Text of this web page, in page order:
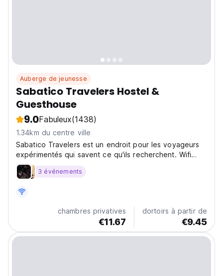
Auberge de jeunesse
Sabatico Travelers Hostel &
Guesthouse
9.0Fabuleux(1438)
1.34km du centre ville
Sabatico Travelers est un endroit pour les voyageurs
expérimentés qui savent ce qu'ils recherchent. Wifi
rapide dans toute l'auberge, personnel bilingue, cuisine
entièrement équipée, dortoirs, chambres privées et un
3 événements
chambres privatives
€11.67
dortoirs à partir de
€9.45